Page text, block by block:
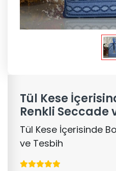
Tül Kese
Renkli Seccade
Tül Kese İçerisinde
ve Tesbih